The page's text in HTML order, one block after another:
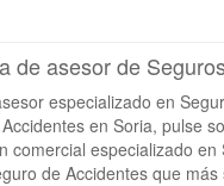
de asesor de
especializado en
en Soria, pulse
comercial especializado
de Accidentes que